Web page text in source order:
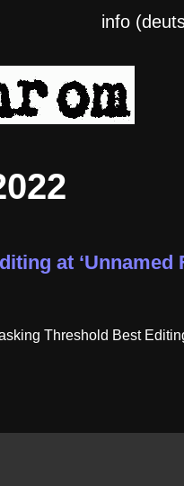
info
at ‘Unnamed
Threshold Best